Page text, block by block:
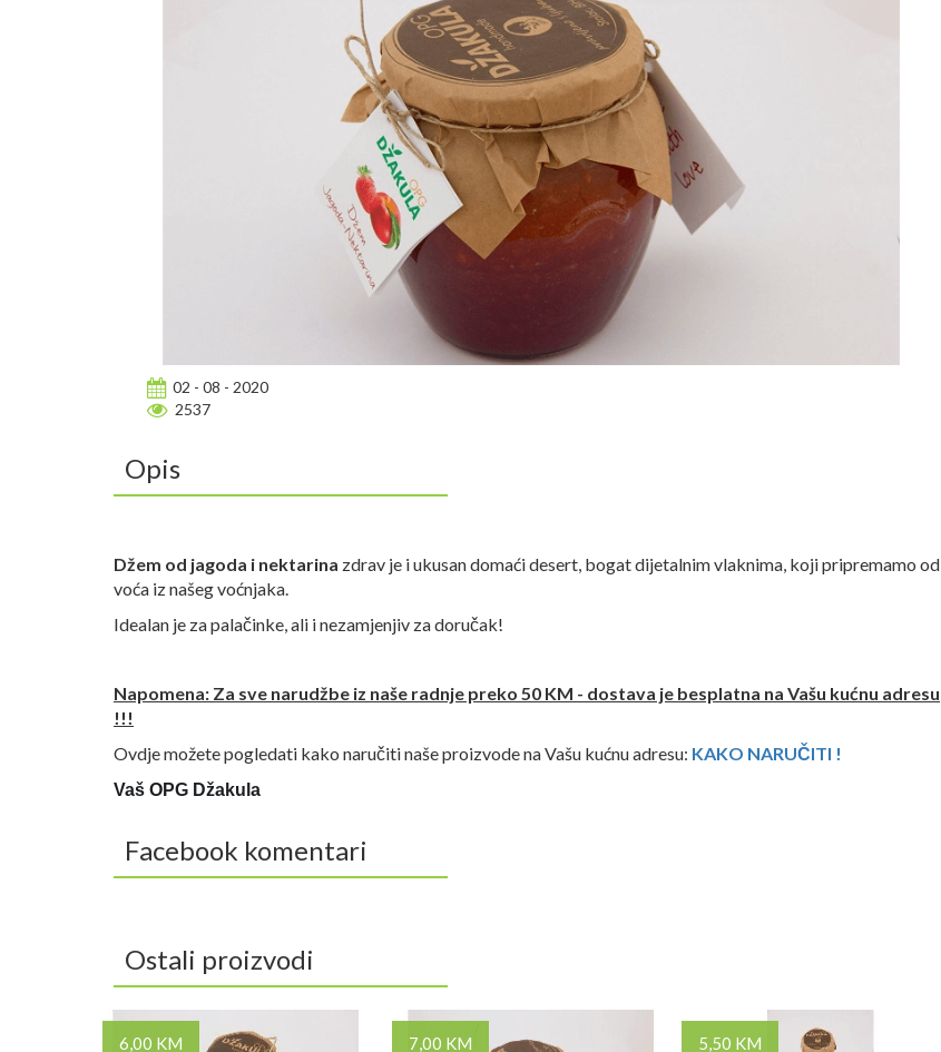
02 - 08 - 2020
2537
Opis
Džem od jagoda i nektarina zdrav je i ukusan domaći desert, bogat dijetalnim vlaknima, koji pripremamo od
voća iz našeg voćnjaka.
Idealan je za palačinke, ali i nezamjenjiv za doručak!
Napomena: Za sve narudžbe iz naše radnje preko 50 KM - dostava je besplatna na Vašu kućnu adresu
!!!
Ovdje možete pogledati kako naručiti naše proizvode na Vašu kućnu adresu: KAKO NARUČITI !
Vaš OPG Džakula
Facebook komentari
Ostali proizvodi
6,00 KM 7,00 KM 5,50 KM